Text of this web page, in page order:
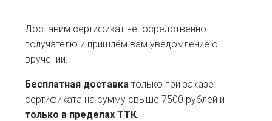
Доставим сертификат непосредственно
получателю и пришлём вам уведомление о
вручении.
Бесплатная доставка только при заказе
сертификата на сумму свыше 7500 рублей и
только в пределах ТТК.